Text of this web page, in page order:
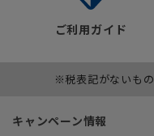
ご利用ガイド
※税表記がないも
キャンペーン情報